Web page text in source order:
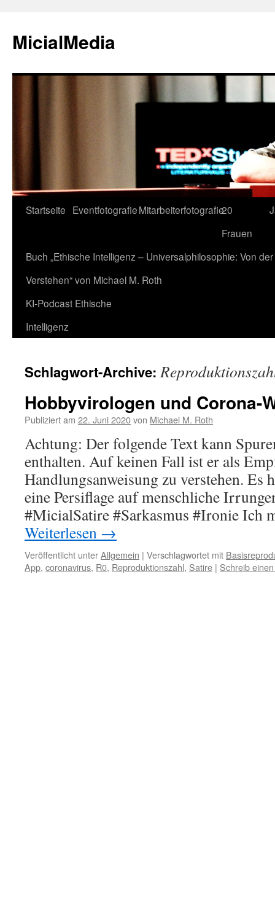
MicialMedia
Zum
springen
Startseite EventfotografieMitarbeiterfotografie20
Frauen
Buch „Ethische Intelligenz – Universalphilosophie: Von
Verstehen“ von Michael M. Roth
KI-Podcast Ethische
Intelligenz
Schlagwort-Archive:
Hobbyvirologen und Corona-
Publiziert am 22. Juni 2020von Michael M. Roth
Achtung: Der folgende Text kann
enthalten. Auf keinen Fall ist er als
Handlungsanweisung zu verstehen. Es
eine Persiflage auf menschliche
#MicialSatire #Sarkasmus #Ironie Ich
Weiterlesen →
Veröffentlicht unterAllgemein | Verschlagwortet mit
App, coronavirus, R0, Reproduktionszahl, Satire | Schreib